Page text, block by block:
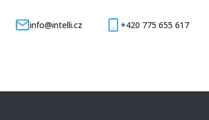
info@intelli.cz +420 775 655 617